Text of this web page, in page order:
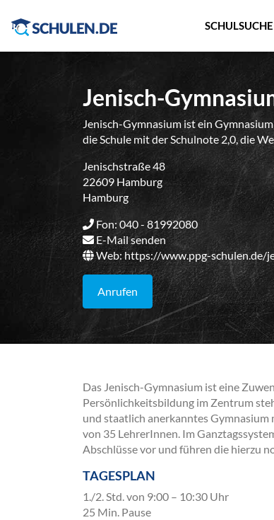
SCHULSUCHE
Jenisch-
Jenisch-Gymnasium ist ein
die Schule mit der Schulnote 2,0, die
Jenischstraße 48
22609 Hamburg
Hamburg
Fon: 040 - 81992080
E-Mail senden
Web:https://www.ppg-schulen.de/
Anrufen
Das Jenisch-Gymnasium ist eine
Persönlichkeitsbildung im Zentrum
und staatlich anerkanntes
von 35 LehrerInnen. Im
Abschlüsse vor und führen die hierzu
TAGESPLAN
1./2. Std. von 9:00 – 10:30 Uhr
25 Min. Pause